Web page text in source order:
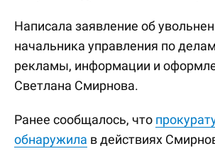
Написала заявление об
начальника управления по
рекламы, информации и
Светлана Смирнова.
Ранее сообщалось, что
обнаружила в действиях